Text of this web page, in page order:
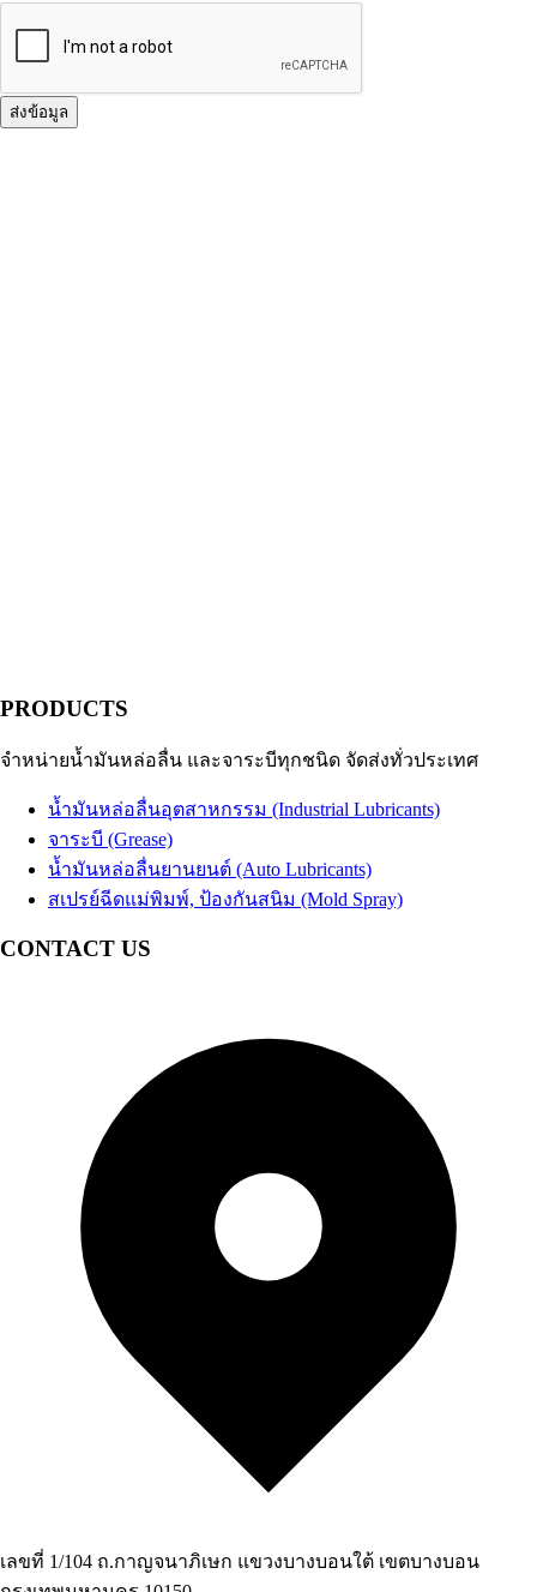
ส่งข้อมูล
PRODUCTS
จำหน่ายน้ำมันหล่อลื่น และจาระบีทุกชนิด จัดส่งทั่วประเทศ
น้ำมันหล่อลื่นอุตสาหกรรม (Industrial Lubricants)
จาระบี (Grease)
น้ำมันหล่อลื่นยานยนต์ (Auto Lubricants)
สเปรย์ฉีดแม่พิมพ์, ป้องกันสนิม (Mold Spray)
CONTACT US
เลขที่ 1/104 ถ.กาญจนาภิเษก แขวงบางบอนใต้ เขตบางบอน